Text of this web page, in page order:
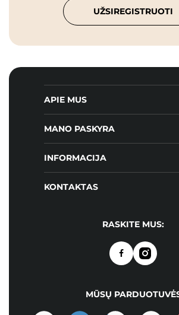
UŽSIREGISTRUOTI
APIE MUS
MANO PASKYRA
INFORMACIJA
KONTAKTAS
RASKITE MUS:
MŪSŲ